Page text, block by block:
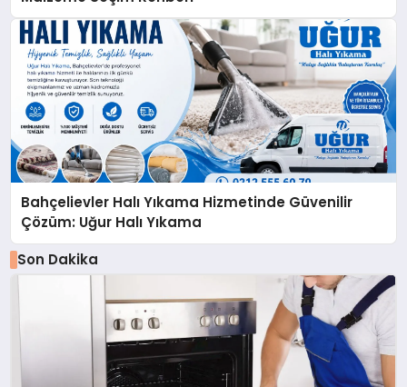
Bahçelievler Halı Yıkama Hizmetinde Güvenilir
Çözüm: Uğur Halı Yıkama
Son Dakika